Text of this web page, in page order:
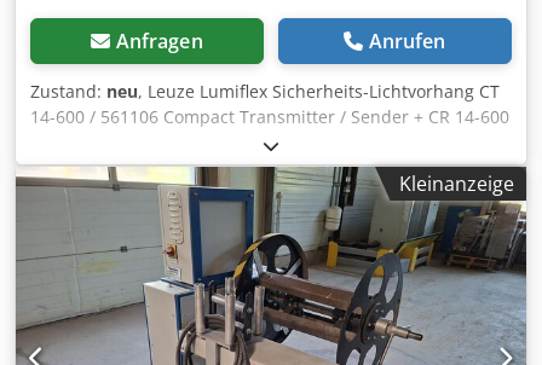
Anfragen Anrufen
Zustand: neu, Leuze Lumiflex Sicherheits-Lichtvorhang CT
14-600 / 561106 Compact Transmitter / Sender + CR 14-600
/ 564106 Receiver / Empfänger SN: 5044403,ungebraucht
in geöffneter Originalverpackung, 100% funktionsfähig,
Lieferumfang gem. Fotos Dkodpozp Tpbsfx AdwerKleinanzeige